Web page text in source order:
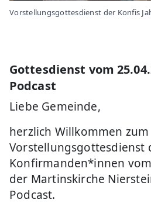
Vorstellungsgottesdienst der Konfis
Gottesdienst vom
Podcast
Liebe Gemeinde,
herzlich Willkommen zum
Vorstellungsgottesdienst
Konfirmanden*innen
der Martinskirche
Podcast.